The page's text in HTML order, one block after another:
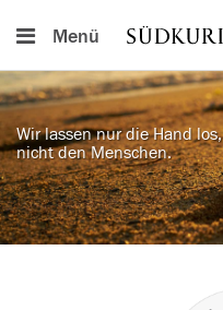
Menü
Wir lassen nur die Hand los,
nicht den Menschen.